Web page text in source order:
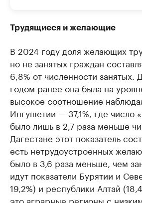
Трудящиеся и желающие
В 2024 году доля желающих
но не занятых граждан
6,8% от численности занятых.
годом ранее она была на
высокое соотношение
Ингушетии — 37,1%, где число
было лишь в 2,7 раза меньше
Дагестане этот показатель
есть нетрудоустроенных
было в 3,6 раза меньше, чем
идут показатели Бурятии и
19,2%) и республики Алтай
это аграрные регионы с